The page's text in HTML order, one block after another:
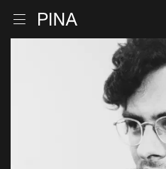
Menu öffnen